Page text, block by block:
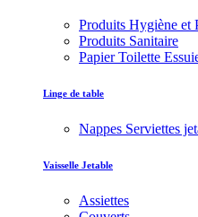
Produits Hygiène et
Produits Sanitaire
Papier Toilette
Linge de table
Nappes Serviettes
Vaisselle Jetable
Assiettes